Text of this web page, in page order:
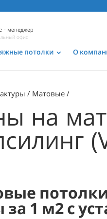
- менеджер
офис
потолки О
Матовые
на
1 м2 с